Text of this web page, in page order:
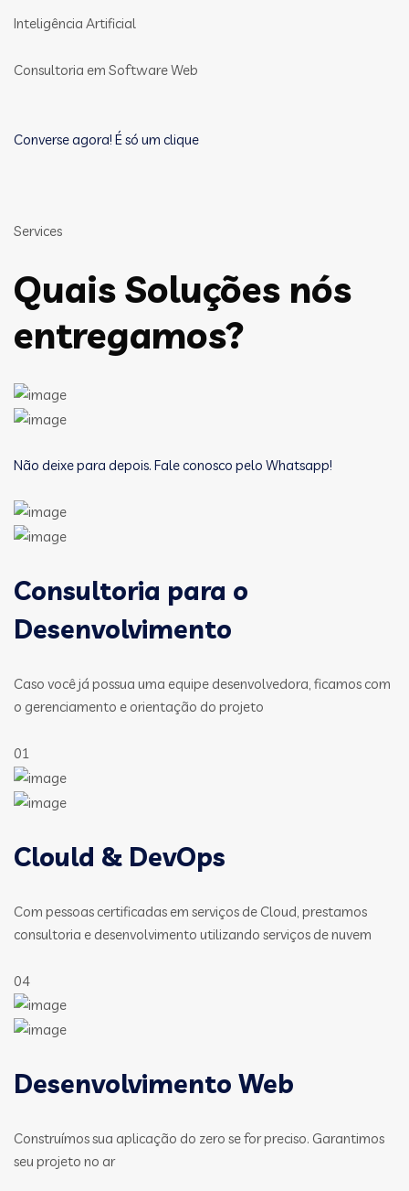
Inteligência Artificial
Consultoria em Software Web
Converse agora! É só um clique
Services
Quais Soluções nós
entregamos?
Não deixe para depois. Fale conosco pelo Whatsapp!
Consultoria para o
Desenvolvimento
Caso você já possua uma equipe desenvolvedora, ficamos com
o gerenciamento e orientação do projeto
01
Clould & DevOps
Com pessoas certificadas em serviços de Cloud, prestamos
consultoria e desenvolvimento utilizando serviços de nuvem
04
Desenvolvimento Web
Construímos sua aplicação do zero se for preciso. Garantimos
seu projeto no ar